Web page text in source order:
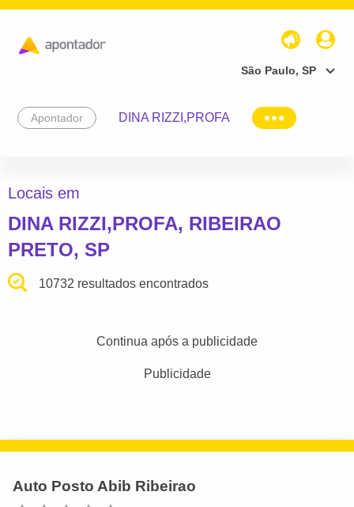
São Paulo, SP
Apontador DINA RIZZI,PROFA
Locais em
DINA RIZZI,PROFA, RIBEIRAO
PRETO, SP
10732 resultados encontrados
Continua após a publicidade
Publicidade
Auto Posto Abib Ribeirao